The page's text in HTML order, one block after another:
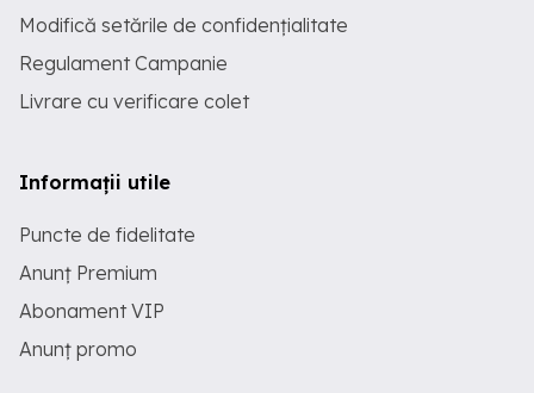
Modifică setările de confidențialitate
Regulament Campanie
Livrare cu verificare colet
Informații utile
Puncte de fidelitate
Anunț Premium
Abonament VIP
Anunț promo